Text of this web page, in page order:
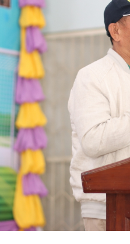
ทะเบียนพัสดุและทรัพย์สิน
อใจของการดำเนินงาน อบจ.
ะภาษีฯ
ษีฯ
จ (One Stop Service)
จำเดือน GPS